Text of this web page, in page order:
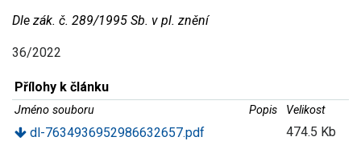
Dle zák. č. 289/1995 Sb. v pl. znění
36/2022
Přílohy k článku
Jméno souboru Popis Velikost
dl-7634936952986632657.pdf 474.5 Kb